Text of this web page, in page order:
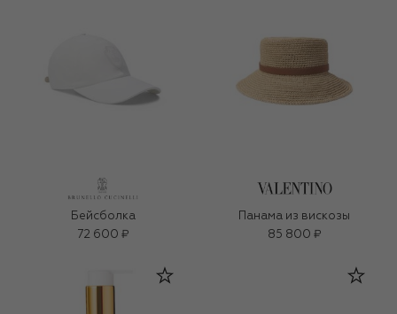
Бейсболка
72 600 ₽
Панама из вискозы
85 800 ₽